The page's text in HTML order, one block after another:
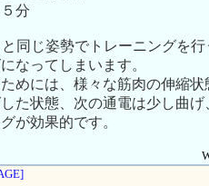
分
同じ姿勢でトレーニングを
なってしまいます。
めには、様々な筋肉の伸縮
た状態、次の通電は少し曲
が効果的です。